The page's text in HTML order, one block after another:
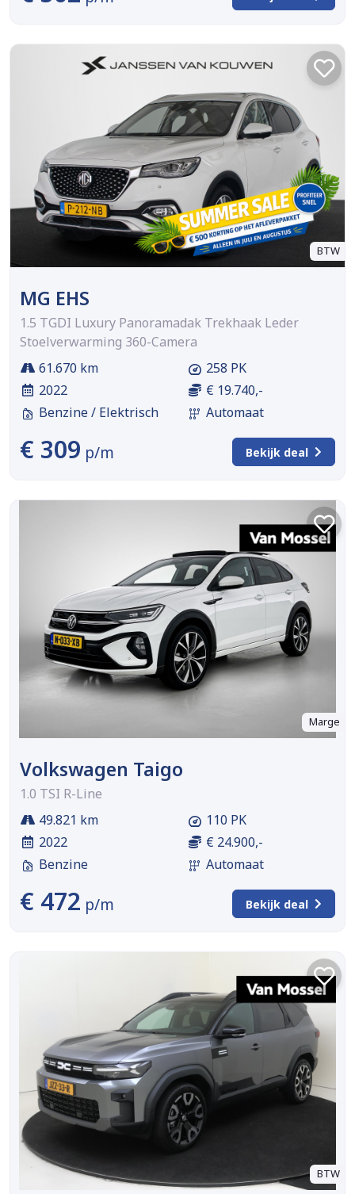
BTW
MG EHS
1.5 TGDI Luxury Panoramadak Trekhaak Leder
Stoelverwarming 360-Camera
61.670 km
2022
Benzine / Elektrisch
258 PK
€ 19.740,-
Automaat
€ 309 p/m Bekijk deal
Marge
Volkswagen Taigo
1.0 TSI R-Line
49.821 km
2022
Benzine
110 PK
€ 24.900,-
Automaat
€ 472 p/m Bekijk deal
BTW